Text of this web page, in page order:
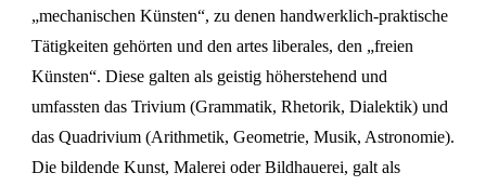
„mechanischen Künsten“, zu denen handwerklich-praktische
Tätigkeiten gehörten und den artes liberales, den „freien
Künsten“. Diese galten als geistig höherstehend und
umfassten das Trivium (Grammatik, Rhetorik, Dialektik) und
das Quadrivium (Arithmetik, Geometrie, Musik, Astronomie).
Die bildende Kunst, Malerei oder Bildhauerei, galt als